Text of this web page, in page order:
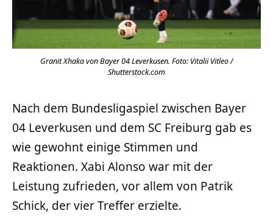
Granit Xhaka von Bayer 04 Leverkusen. Foto: Vitalii Vitleo /
Shutterstock.com
Nach dem Bundesligaspiel zwischen Bayer
04 Leverkusen und dem SC Freiburg gab es
wie gewohnt einige Stimmen und
Reaktionen. Xabi Alonso war mit der
Leistung zufrieden, vor allem von Patrik
Schick, der vier Treffer erzielte.